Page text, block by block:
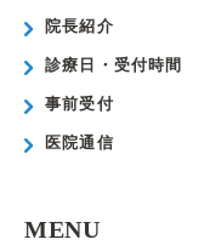
院長紹介
診療日・受付時間
事前受付
医院通信
MENU